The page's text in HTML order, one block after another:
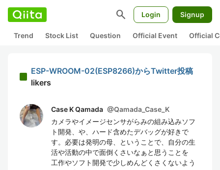
search Login Signup
Trend Stock List Question Official Event Official
ESP-WROOM-02(ESP8266)からTwitter投稿
likers
Case K Qamada @Qamada_Case_K
カメラやイメージセンサがらみの組み込みソフ
ト開発、や、ハード含めたデバッグが好きで
す。必要は発明の母、ということで、自分の生
活や活動の中で面倒くさいなぁと思うことを
工作やソフト開発で少しめんどくさくないよう